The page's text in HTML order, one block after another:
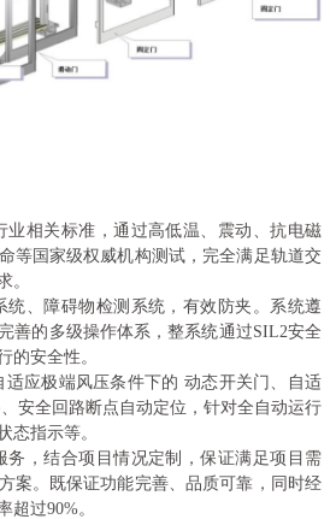
业相关标准，通过高低温、震动、抗电磁
等国家级权威机构测试，完全满足轨道交
。
统、障碍物检测系统，有效防夹。系统遵
善的多级操作体系，整系统通过SIL2安全
的安全性。
适应极端风压条件下的 动态开关门、自适
安全回路断点自动定位，针对全自动运行
态指示等。
务，结合项目情况定制，保证满足项目需
案。既保证功能完善、品质可靠，同时经
超过90%。